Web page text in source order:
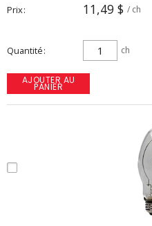
Prix 11,49 $ / ch
Quantité ch
AJOUTER AU
PANIER